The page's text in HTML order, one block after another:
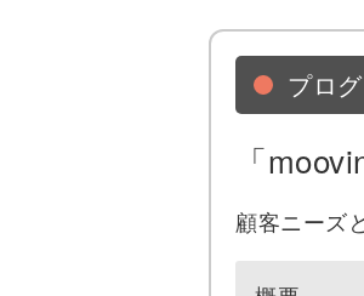
プロ
「
顧客ニーズ